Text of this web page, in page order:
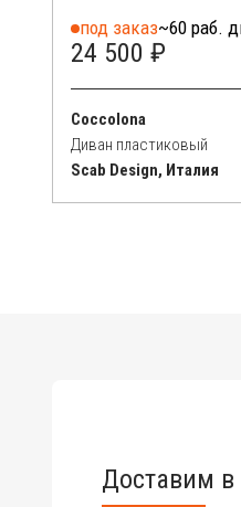
под заказ~60 раб.
24 500 ₽
Coccolona
Диван пластиковый
Scab Design, Италия
Доставим